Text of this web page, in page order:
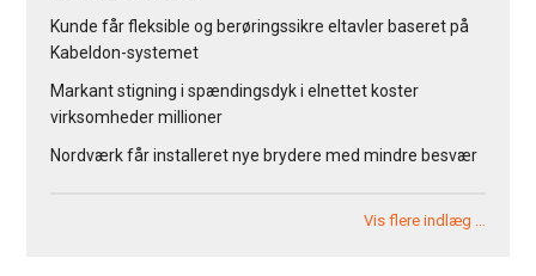
Kunde får fleksible og berøringssikre eltavler baseret på
Kabeldon-systemet
Markant stigning i spændingsdyk i elnettet koster
virksomheder millioner
Nordværk får installeret nye brydere med mindre besvær
Vis flere indlæg …